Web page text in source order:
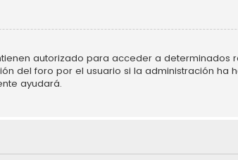
autorizado para acceder a determinados
del foro por el usuario si la administración ha
ayudará.